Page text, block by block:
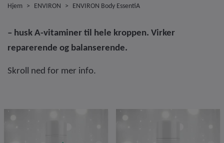
Hjem ENVIRON ENVIRON Body EssentiA
– husk A-vitaminer til hele kroppen. Virker
reparerende og balanserende.
Skroll ned for mer info.